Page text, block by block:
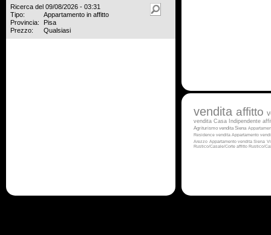
vendita affitto
vendita Casa Indipendente
Agriturismo vendita Siena
Residence vendita Appartamento
Arezzo Appartamento vendita Siena
Rustico/Casale/Corte affitto Rustico/
Ricerca del 09/08/2026 - 03:31
Tipo:
Appartamento in affitto
Provincia:
Pisa
Prezzo:
Qualsiasi